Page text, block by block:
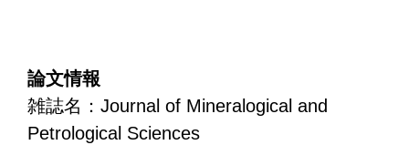
論文情報
雑誌名：Journal of Mineralogical and
Petrological Sciences